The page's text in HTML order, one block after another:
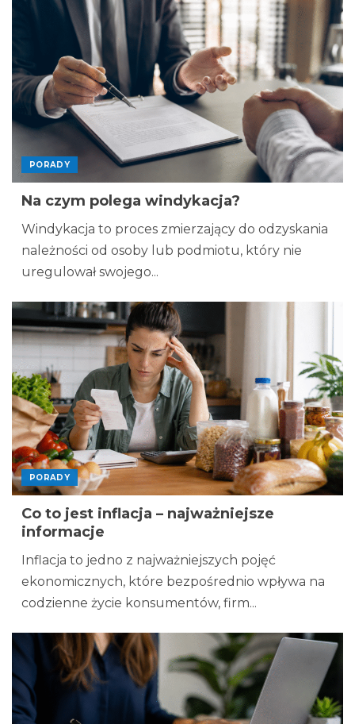
PORADY
Na czym polega windykacja?
Windykacja to proces zmierzający do odzyskania
należności od osoby lub podmiotu, który nie
uregulował swojego...
PORADY
Co to jest inflacja – najważniejsze
informacje
Inflacja to jedno z najważniejszych pojęć
ekonomicznych, które bezpośrednio wpływa na
codzienne życie konsumentów, firm...